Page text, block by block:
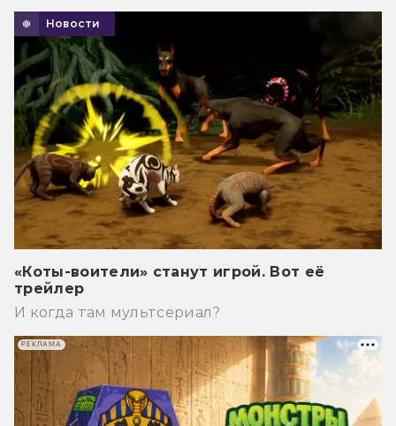
Новости
«Коты-воители» станут игрой. Вот её
трейлер
И когда там мультсериал?
РЕКЛАМА